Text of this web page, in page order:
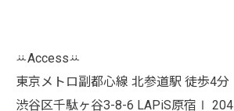
ꕁAccessꕁ
東京メトロ副都心線 北参道駅 徒歩4分
渋谷区千駄ヶ谷3-8-6 LAPiS原宿Ⅰ 204